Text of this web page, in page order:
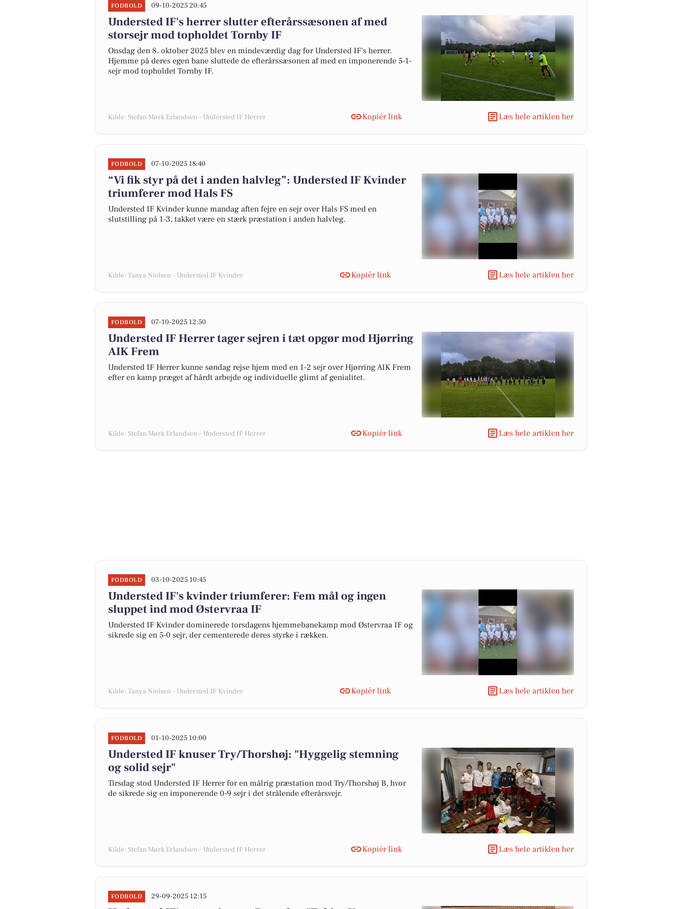
FODBOLD 09-10-2025 20:45
Understed IF's herrer slutter efterårssæsonen af med
storsejr mod topholdet Tornby IF
Onsdag den 8. oktober 2025 blev en mindeværdig dag for Understed IF's herrer.
Hjemme på deres egen bane sluttede de efterårssæsonen af med en imponerende 5-1-
sejr mod topholdet Tornby IF.
Kilde: Stefan Mørk Erlandsen - Understed IF Herrer Kopiér link Læs hele artiklen her
FODBOLD 07-10-2025 18:40
“Vi fik styr på det i anden halvleg”: Understed IF Kvinder
triumferer mod Hals FS
Understed IF Kvinder kunne mandag aften fejre en sejr over Hals FS med en
slutstilling på 1-3, takket være en stærk præstation i anden halvleg.
Kilde: Tanya Nielsen - Understed IF Kvinder Kopiér link Læs hele artiklen her
FODBOLD 07-10-2025 12:50
Understed IF Herrer tager sejren i tæt opgør mod Hjørring
AIK Frem
Understed IF Herrer kunne søndag rejse hjem med en 1-2 sejr over Hjørring AIK Frem
efter en kamp præget af hårdt arbejde og individuelle glimt af genialitet.
Kilde: Stefan Mørk Erlandsen - Understed IF Herrer Kopiér link Læs hele artiklen her
FODBOLD 03-10-2025 10:45
Understed IF's kvinder triumferer: Fem mål og ingen
sluppet ind mod Østervraa IF
Understed IF Kvinder dominerede torsdagens hjemmebanekamp mod Østervraa IF og
sikrede sig en 5-0 sejr, der cementerede deres styrke i rækken.
Kilde: Tanya Nielsen - Understed IF Kvinder Kopiér link Læs hele artiklen her
FODBOLD 01-10-2025 10:00
Understed IF knuser Try/Thorshøj: "Hyggelig stemning
og solid sejr"
Tirsdag stod Understed IF Herrer for en målrig præstation mod Try/Thorshøj B, hvor
de sikrede sig en imponerende 0-9 sejr i det strålende efterårsvejr.
Kilde: Stefan Mørk Erlandsen - Understed IF Herrer Kopiér link Læs hele artiklen her
FODBOLD 29-09-2025 12:15